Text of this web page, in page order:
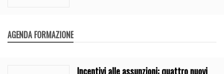
AGENDA FORMAZIONE
Incentivi alle assunzioni: quattro nuovi